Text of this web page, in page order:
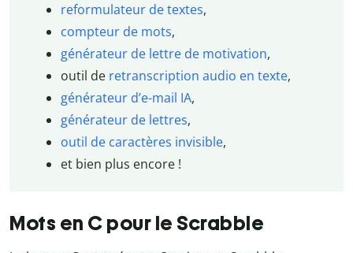
reformulateur de textes,
compteur de mots,
générateur de lettre de motivation,
outil de retranscription audio en texte,
générateur d’e-mail IA,
générateur de lettres,
outil de caractères invisible,
et bien plus encore !
Mots en C pour le Scrabble